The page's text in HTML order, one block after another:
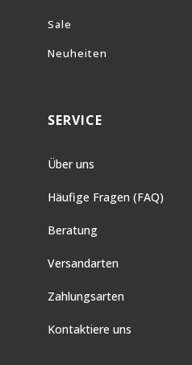
Sale
Neuheiten
SERVICE
Über uns
Häufige Fragen (FAQ)
Beratung
Versandarten
Zahlungsarten
Kontaktiere uns